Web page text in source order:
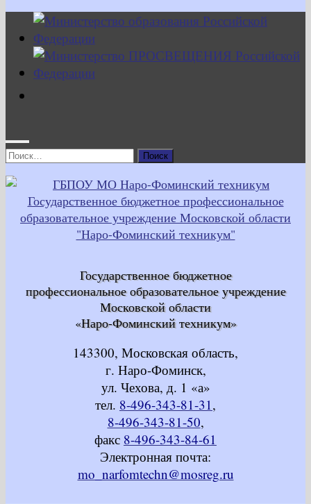
Найти:
Государственное бюджетное
профессиональное образовательное учреждение
Московской области
«Наро-Фоминский техникум»
143300, Московская область,
г. Наро-Фоминск,
ул. Чехова, д. 1 «а»
тел. 8-496-343-81-31,
8-496-343-81-50,
факс 8-496-343-84-61
Электронная почта:
mo_narfomtechn@mosreg.ru